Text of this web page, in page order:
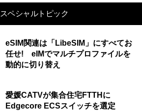
スペシャルトピック
eSIM関連は「LibeSIM」にすべてお
任せ! eIMでマルチプロファイルを
動的に切り替え
愛媛CATVが集合住宅FTTHに
Edgecore ECSスイッチを選定